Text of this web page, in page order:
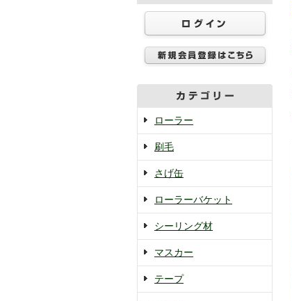
ローラー
刷毛
さげ缶
ローラーバケット
シーリング材
マスカー
テープ